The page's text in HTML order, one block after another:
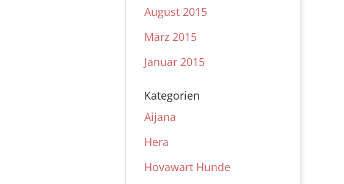
August 2015
März 2015
Januar 2015
Kategorien
Aijana
Hera
Hovawart Hunde